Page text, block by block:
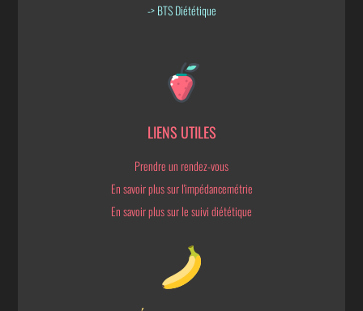
-> BTS Diététique
LIENS UTILES
Prendre un rendez-vous
En savoir plus sur l'impédancemétrie
En savoir plus sur le suivi diététique